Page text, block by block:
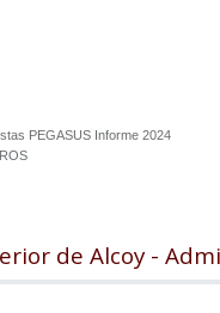
PEGASUS Informe 2024
de Alcoy -